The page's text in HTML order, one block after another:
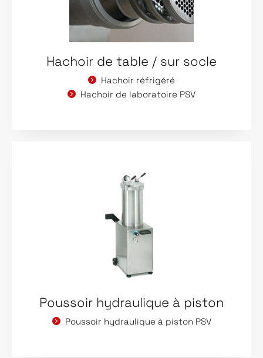
Hachoir de table / sur socle
Hachoir réfrigéré
Hachoir de laboratoire PSV
Poussoir hydraulique à piston
Poussoir hydraulique à piston PSV